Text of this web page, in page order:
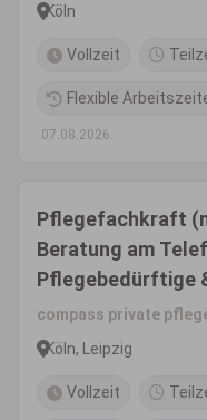
Köln
Vollzeit
Flexible
07.08.2026
Pflegefachkraft
Beratung am
Pflegebedürftige
compass private
Köln, Leipzig
Vollzeit